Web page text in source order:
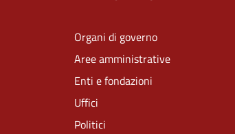
Organi di governo
Aree amministrative
Enti e fondazioni
Uffici
Politici